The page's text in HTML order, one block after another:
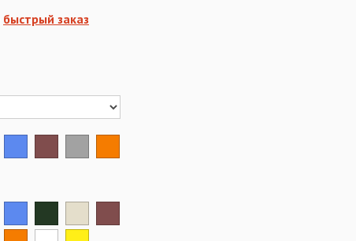
быстрый заказ